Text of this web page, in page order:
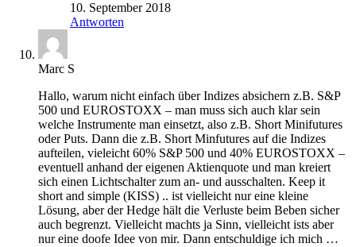
10. September 2018
Antworten
Marc S
Hallo, warum nicht einfach über Indizes absichern z.B. S&P
500 und EUROSTOXX – man muss sich auch klar sein
welche Instrumente man einsetzt, also z.B. Short Minifutures
oder Puts. Dann die z.B. Short Minfutures auf die Indizes
aufteilen, vieleicht 60% S&P 500 und 40% EUROSTOXX –
eventuell anhand der eigenen Aktienquote und man kreiert
sich einen Lichtschalter zum an- und ausschalten. Keep it
short and simple (KISS) .. ist vielleicht nur eine kleine
Lösung, aber der Hedge hält die Verluste beim Beben sicher
auch begrenzt. Vielleicht machts ja Sinn, vielleicht ists aber
nur eine doofe Idee von mir. Dann entschuldige ich mich …